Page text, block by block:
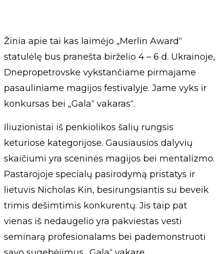
Žinia apie tai kas laimėjo „Merlin Award“
statulėlę bus pranešta birželio 4 – 6 d. Ukrainoje,
Dnepropetrovske vykstančiame pirmajame
pasauliniame magijos festivalyje. Jame vyks ir
konkursas bei „Gala“ vakaras“.
Iliuzionistai iš penkiolikos šalių rungsis
keturiose kategorijose. Gausiausios dalyvių
skaičiumi yra sceninės magijos bei mentalizmo.
Pastarojoje specialų pasirodymą pristatys ir
lietuvis Nicholas Kin, besirungsiantis su beveik
trimis dešimtimis konkurentų. Jis taip pat
vienas iš nedaugelio yra pakviestas vesti
seminarą profesionalams bei pademonstruoti